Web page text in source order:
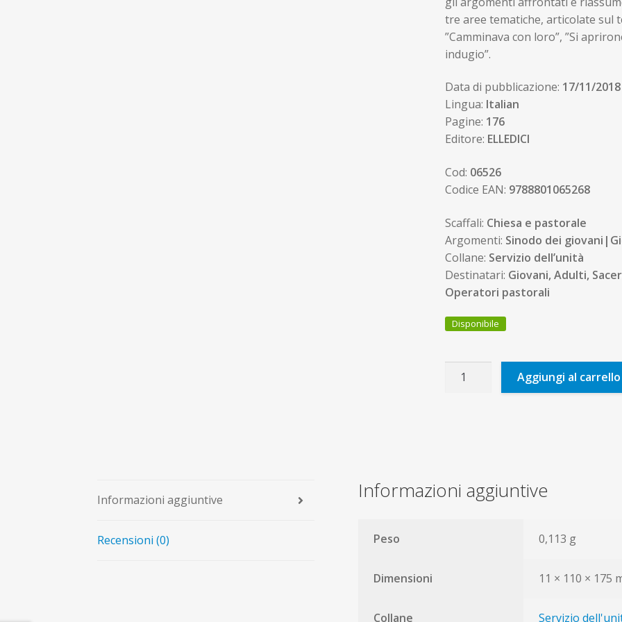
tre aree tematiche, articolate sul
”Camminava con loro”, ”Si
indugio”.
Data di pubblicazione: 17/11/2018
Lingua: Italian
Pagine: 176
Editore: ELLEDICI
Cod: 06526
Codice EAN: 9788801065268
Scaffali: Chiesa e pastorale
Argomenti: Sinodo dei
Collane: Servizio dell’unità
Destinatari: Giovani, Adulti,
Operatori pastorali
Disponibile
vocazionale.
Aggiungi al carrello
Informazioni aggiuntive
Recensioni (0)
Informazioni aggiuntive
Peso 0,113 g
Dimensioni 11 × 110 × 175
Collane Servizio